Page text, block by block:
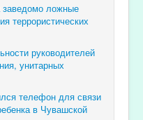
заведомо ложные
террористических
руководителей
унитарных
телефон для связи
в Чувашской